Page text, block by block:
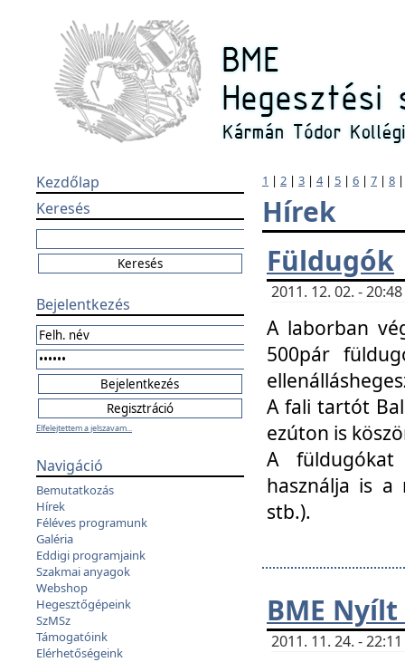
Kezdőlap
Keresés
Bejelentkezés
Elfelejtettem a jelszavam...
Navigáció
Bemutatkozás
Hírek
Féléves programunk
Galéria
Eddigi programjaink
Szakmai anyagok
Webshop
Hegesztőgépeink
SzMSz
Támogatóink
Elérhetőségeink
1 | 2 | 3 | 4| 5 | 6 | 7 | 8
Hírek
Füldugók
2011. 12. 02. -
A laborban
500pár
A fali tartót
ezúton is
A füldugókat
használja is a
stb.).
BME
2011. 11. 24. -